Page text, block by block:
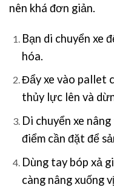
nên khá đơn giản.
Bạn di chuyển xe
hóa.
Đẩy xe vào pallet
thủy lực lên và
Di chuyển xe
điểm cần đặt để
Dùng tay bóp xả
càng nâng xuống